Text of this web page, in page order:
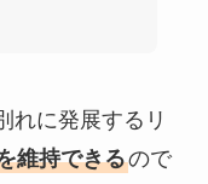
れに発展するリ
維持できるので